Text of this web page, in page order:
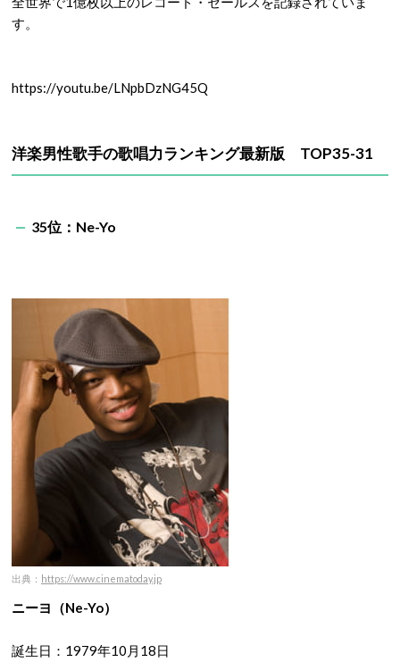
す。
https://youtu.be/LNpbDzNG45Q
洋楽男性歌手の歌唱力ランキング最新版 TOP35-31
35位：Ne-Yo
出典： https://www.cinematoday.jp
ニーヨ（Ne-Yo）
誕生日：1979年10月18日